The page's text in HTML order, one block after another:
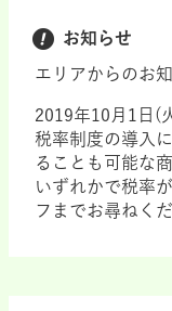
お知らせ
エリアからのお
2019年10月1日(
税率制度の導入
ることも可能な
いずれかで税率
フまでお尋ねくだ